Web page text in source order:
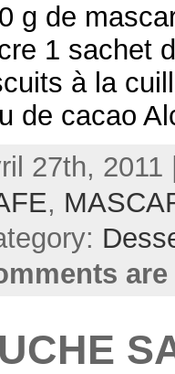
g de
1 sachet
à la
de cacao
27th,
,